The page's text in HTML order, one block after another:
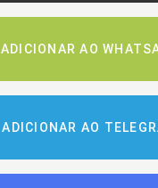
ADICIONAR AO
ADICIONAR AO